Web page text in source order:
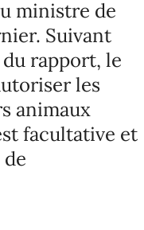
ministre de
Suivant
rapport, le
les
animaux
facultative et
de